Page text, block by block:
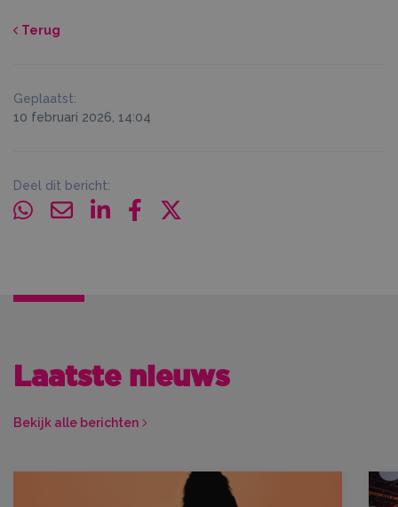
Terug
Geplaatst:
10 februari 2026, 14:04
Deel dit bericht:
Laatste nieuws
Bekijk alle berichten